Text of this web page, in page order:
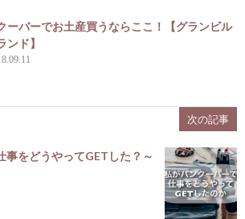
ーバーでお土産買うならここ！【グランビル
ンド】
次の記事
事をどうやってGETした？～